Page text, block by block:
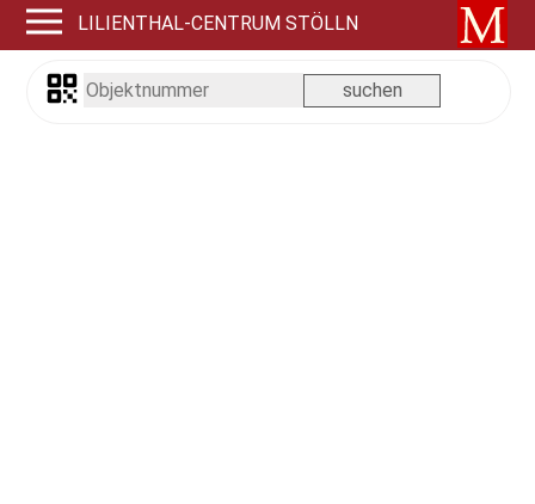
LILIENTHAL-CENTRUM STÖLLN